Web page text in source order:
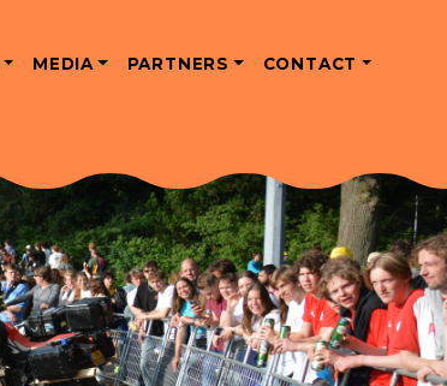
MEDIA PARTNERS CONTACT